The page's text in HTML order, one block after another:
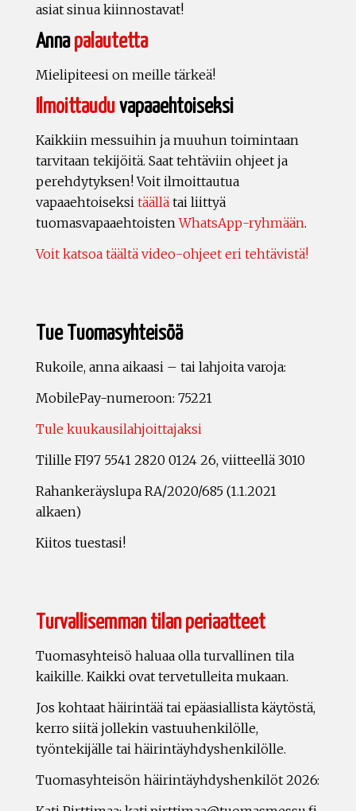
asiat sinua kiinnostavat!
Annapalautetta
Mielipiteesi on meille tärkeä!
Ilmoittauduvapaaehtoiseksi
Kaikkiin messuihin ja muuhun toimintaan
tarvitaan tekijöitä. Saat tehtäviin ohjeet ja
perehdytyksen! Voit ilmoittautua
vapaaehtoiseksi täällä tai liittyä
tuomasvapaaehtoistenWhatsApp-ryhmään.
Voit katsoa täältä video-ohjeet eri tehtävistä!
Tue Tuomasyhteisöä
Rukoile, anna aikaasi – tai lahjoita varoja:
MobilePay-numeroon: 75221
Tule kuukausilahjoittajaksi
Tilille FI97 5541 2820 0124 26, viitteellä 3010
Rahankeräyslupa RA/2020/685 (1.1.2021
alkaen)
Kiitos tuestasi!
Turvallisemman tilan periaatteet
Tuomasyhteisö haluaa olla turvallinen tila
kaikille. Kaikki ovat tervetulleita mukaan.
Jos kohtaat häirintää tai epäasiallista käytöstä,
kerro siitä jollekin vastuuhenkilölle,
työntekijälle tai häirintäyhdyshenkilölle.
Tuomasyhteisön häirintäyhdyshenkilöt 2026: